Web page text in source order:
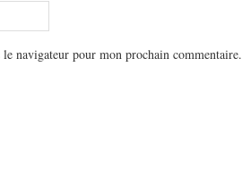
navigateur pour mon prochain commentaire.